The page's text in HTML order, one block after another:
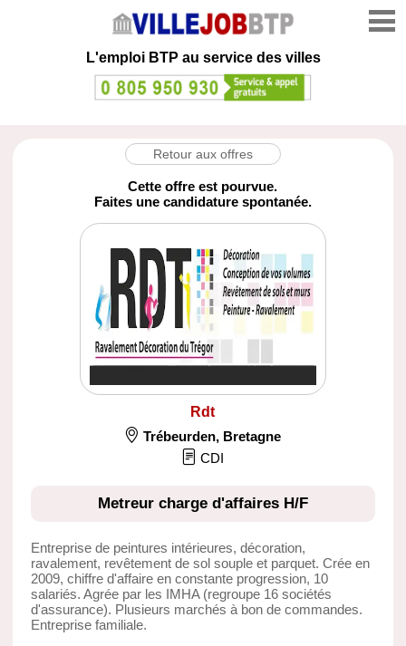
L'emploi BTP au service des villes
Retour aux offres
Cette offre est pourvue.
Faites une candidature spontanée.
Rdt
Trébeurden, Bretagne
CDI
Metreur charge d'affaires H/F
Entreprise de peintures intérieures, décoration,
ravalement, revêtement de sol souple et parquet. Crée en
2009, chiffre d'affaire en constante progression, 10
salariés. Agrée par les IMHA (regroupe 16 sociétés
d'assurance). Plusieurs marchés à bon de commandes.
Entreprise familiale.